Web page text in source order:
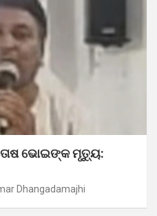
ଭୋଇଙ୍କ ମୃତ୍ୟୁ:
Dhangadamajhi